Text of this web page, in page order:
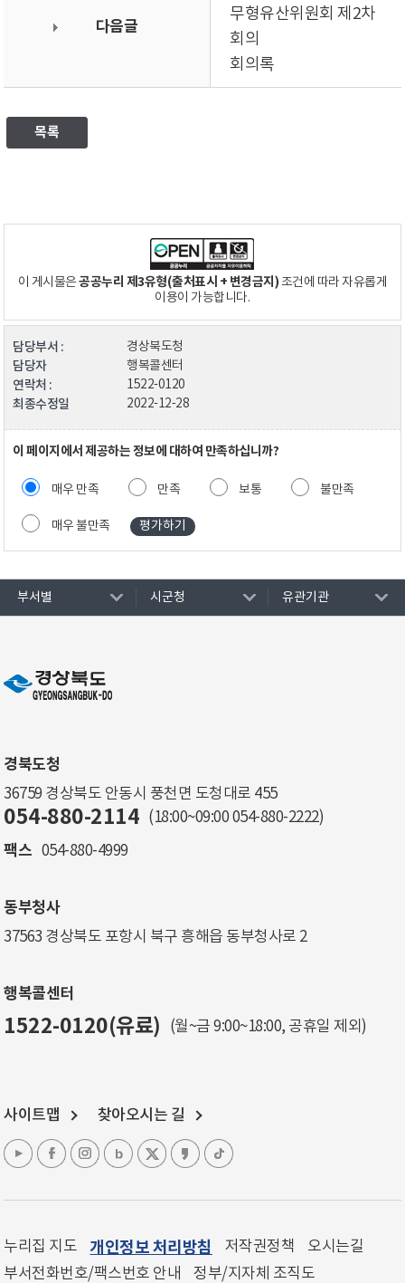
다음글
무형유산위원회 제2차
회의
회의록
목록
이 게시물은공공누리 제3유형(출처표시 + 변경금지)조건에 따라 자유롭게
이용이 가능합니다.
담당부서 : 경상북도청
담당자 행복콜센터
연락처 : 1522-0120
최종수정일 2022-12-28
이 페이지에서 제공하는 정보에 대하여 만족하십니까?
매우 만족 만족 보통 불만족
매우 불만족
부서별 시군청 유관기관
경북도청
36759 경상북도 안동시 풍천면 도청대로 455
054-880-2114 (18:00~09:00 054-880-2222)
팩스 054-880-4999
동부청사
37563 경상북도 포항시 북구 흥해읍 동부청사로 2
행복콜센터
1522-0120(유료) (월~금 9:00~18:00, 공휴일 제외)
사이트맵 찾아오시는 길
누리집 지도 개인정보 처리방침 저작권정책
오시는길
부서전화번호/팩스번호 안내
정부/지자체 조직도